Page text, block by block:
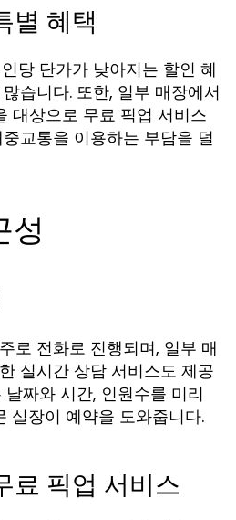
별 혜택
당 단가가 낮아지는 할인 혜
습니다. 또한, 일부 매장에서
대상으로 무료 픽업 서비스
교통을 이용하는 부담을 덜
성
로 전화로 진행되며, 일부 매
실시간 상담 서비스도 제공
짜와 시간, 인원수를 미리
실장이 예약을 도와줍니다.
료 픽업 서비스